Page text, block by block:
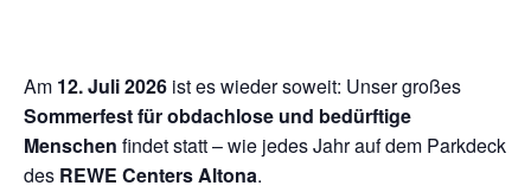
Am 12. Juli 2026 ist es wieder soweit: Unser großes
Sommerfest für obdachlose und bedürftige
Menschen findet statt – wie jedes Jahr auf dem Parkdeck
des REWE Centers Altona.